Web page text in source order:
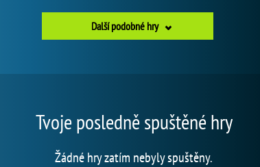
Další podobné hry
Tvoje posledně spuštěné hry
Žádné hry zatím nebyly spuštěny.